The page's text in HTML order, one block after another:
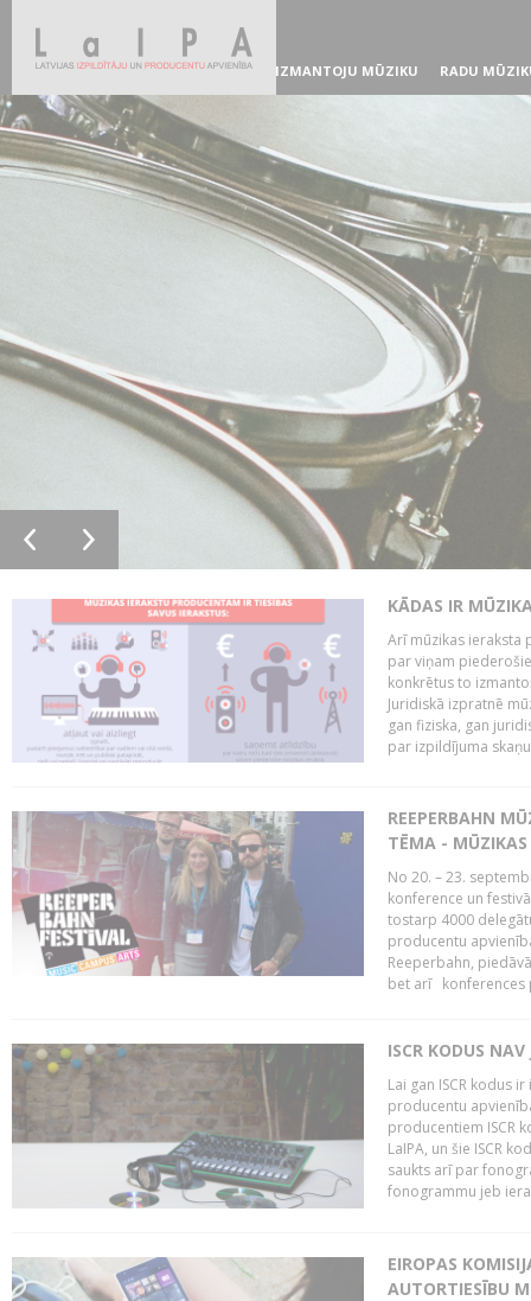
IZMANTOJU MŪZIKU RADU
KĀDAS IR
Arī mūzikas ieraksta
par viņam
konkrētus to
Juridiskā izpratnē
gan fiziska, gan
par izpildījuma
REEPERBAHN
TĒMA -
No 20. – 23.
konference un
tostarp 4000
producentu
Reeperbahn,
bet arī konferences
ISCR KODUS
Lai gan ISCR kodus
producentu
producentiem ISCR
LaIPA, un šie ISCR
saukts arī par
fonogrammu jeb
EIROPAS
AUTORTIESĪBU